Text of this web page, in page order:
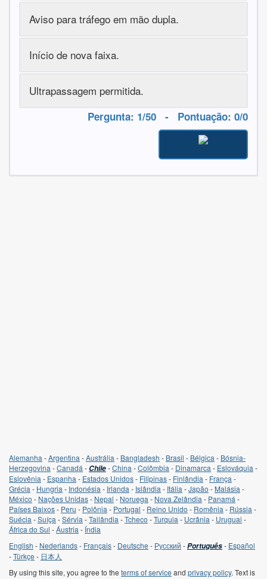
Aviso para tráfego em mão dupla.
Início de nova faixa.
Ultrapassagem permitida.
Pergunta: 1/50 - Pontuação: 0/0
Alemanha -Argentina -Austrália - Bangladesh - Brasil - Bélgica - Bósnia-
Herzegovina -Canadá -Chile-China -Colômbia - Dinamarca - Eslováquia -
Eslovênia - Espanha - Estados Unidos- Filipinas- Finlândia - França -
Grécia - Hungria - Indonésia - Irlanda - Islândia - Itália -Japão - Malásia -
México - Nações Unidas- Nepal - Noruega - Nova Zelândia - Panamá -
Países Baixos- Peru - Polônia - Portugal - Reino Unido - Romênia - Rússia -
Suécia -Suíça -Sérvia -Tailândia -Tcheco -Turquia - Ucrânia - Uruguai -
África do Sul -Áustria - Índia
English - Nederlands- Français- Deutsche - Русский -Português- Español
-Türkçe - 日本人
By using this site, you agree to the terms of service and privacy policy. Text is